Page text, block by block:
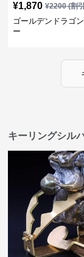
¥1,870 ¥2200(割
ゴールデンドラゴ
ー
キーリングシル